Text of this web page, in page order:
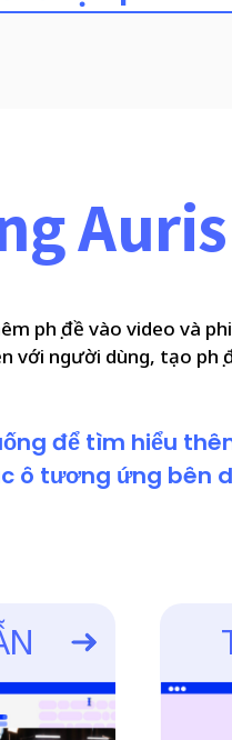
phụ đề vào video và
với người dùng, tạo
để tìm hiểu
ô tương ứng bên